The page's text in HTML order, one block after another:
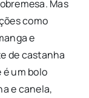
Mas
como
e
de castanha
é um bolo
e canela,